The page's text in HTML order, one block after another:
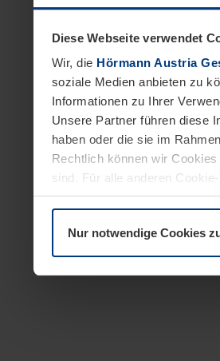
Diese Webseite verwendet
Wir, die Hörmann Austria
soziale Medien anbieten zu
Informationen zu Ihrer
Unsere Partner führen diese
haben oder die sie im
Rechtlich können wir
sind. Für alle anderen
Erläuterung auf der Seite
Nur notwendige Cookies